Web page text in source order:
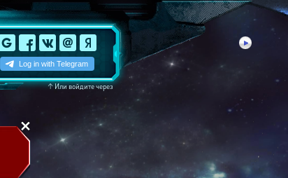
↑Или войдите через